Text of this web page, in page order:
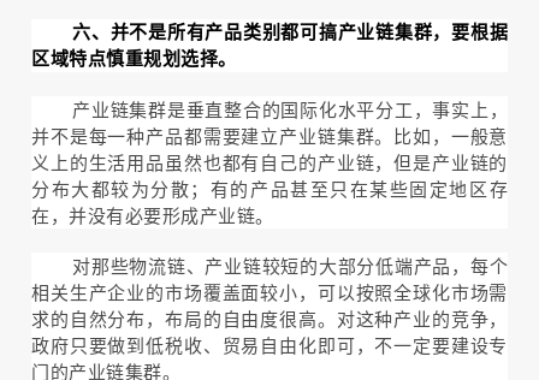
六、并不是所有产品类别都可搞产业链集群，要根据
区域特点慎重规划选择。
产业链集群是垂直整合的国际化水平分工，事实上，
并不是每一种产品都需要建立产业链集群。比如，一般意
义上的生活用品虽然也都有自己的产业链，但是产业链的
分布大都较为分散；有的产品甚至只在某些固定地区存
在，并没有必要形成产业链。
对那些物流链、产业链较短的大部分低端产品，每个
相关生产企业的市场覆盖面较小，可以按照全球化市场需
求的自然分布，布局的自由度很高。对这种产业的竞争，
政府只要做到低税收、贸易自由化即可，不一定要建设专
门的产业链集群。